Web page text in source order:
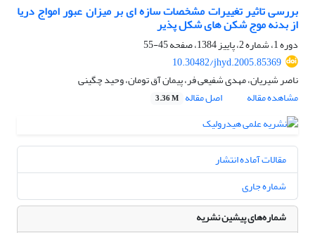
بررسی تاثیر تغییرات مشخصات سازه ای بر میزان عبور امواج دریا
از بدنه موج شکن های شکل پذیر
دوره 1، شماره 2، پاییز 1384، صفحه
45-55
10.30482/jhyd.2005.85369
ناصر شیریان، مهدی شفیعی فر، پیمان آق تومان، وحید چگینی
مشاهده مقاله
اصل مقاله 3.36 M
مقالات آماده انتشار
شماره جاری
شماره‌های پیشین نشریه